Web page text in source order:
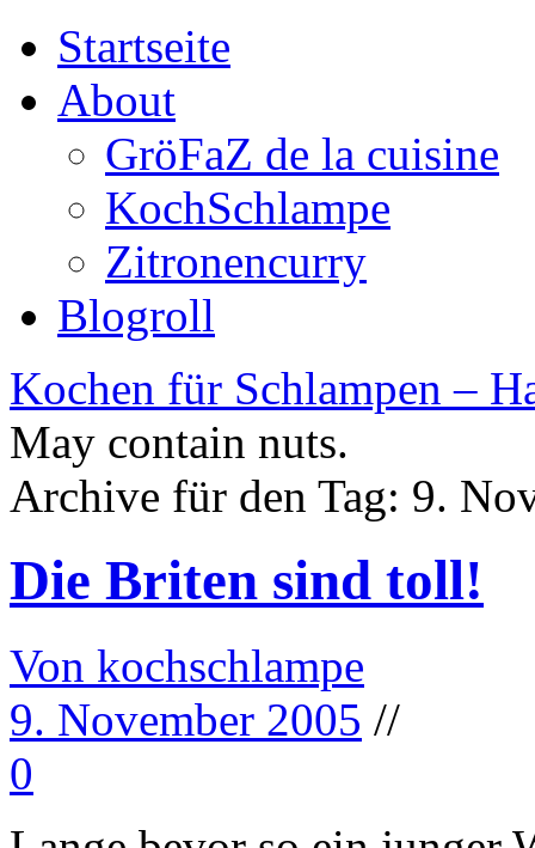
Startseite
About
GröFaZ de la cuisine
KochSchlampe
Zitronencurry
Blogroll
Kochen für Schlampen –
May contain nuts.
Archive für den Tag: 9.
Die Briten sind toll!
Von kochschlampe
9. November 2005 //
0